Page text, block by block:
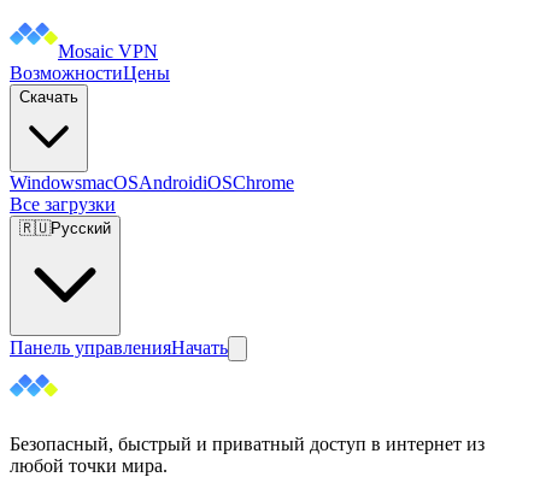
Mosaic VPN
ВозможностиЦены
Скачать
WindowsmacOSAndroidiOSChrome
Все загрузки
🇷🇺Русский
Панель управленияНачать
Безопасный, быстрый и приватный доступ в интернет из
любой точки мира.